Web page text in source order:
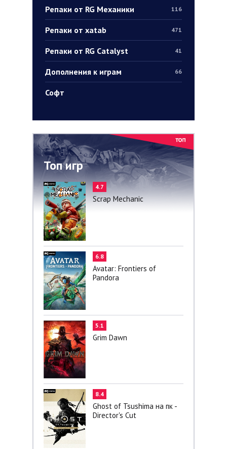
Репаки от RG Механики 116
Репаки от xatab 471
Репаки от RG Catalyst 41
Дополнения к играм 66
Софт
Топ игр
4.7
Scrap Mechanic
6.8
Avatar: Frontiers of
Pandora
5.1
Grim Dawn
8.4
Ghost of Tsushima на пк -
Director's Cut